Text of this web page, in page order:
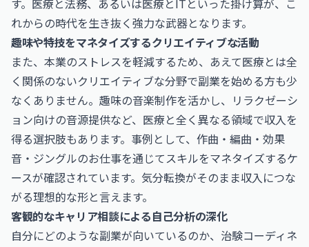
す。医療と法務、あるいは医療とITといった掛け算が、こ
れからの時代を生き抜く強力な武器となります。
趣味や特技をマネタイズするクリエイティブな活動
また、本業のストレスを軽減するため、あえて医療とは全
く関係のないクリエイティブな分野で副業を始める方も少
なくありません。趣味の音楽制作を活かし、リラクゼーシ
ョン向けの音源提供など、医療と全く異なる領域で収入を
得る選択肢もあります。事例として、 作曲・編曲・効果
音・ジングルのお仕事を通じてスキルをマネタイズするケ
ースが確認されています。気分転換がそのまま収入につな
がる理想的な形と言えます。
客観的なキャリア相談による自己分析の深化
自分にどのような副業が向いているのか、治験コーディネ